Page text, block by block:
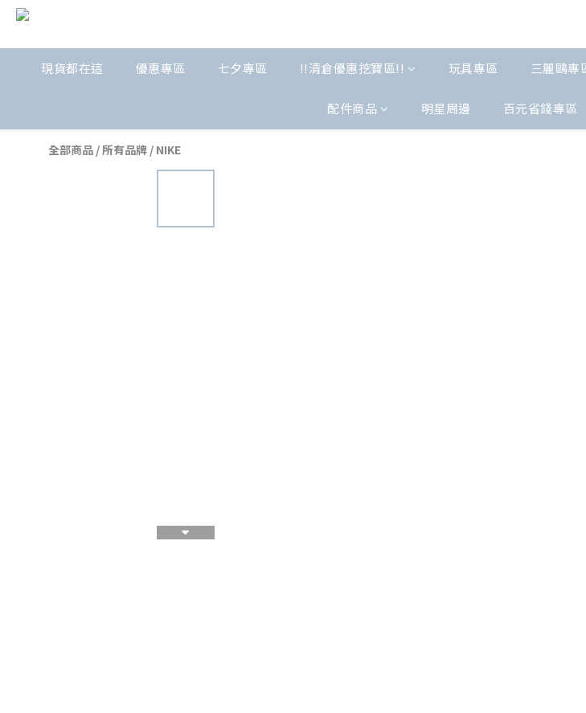
現貨都在這 優惠專區 七夕專區 !!清倉優惠挖寶區!! 玩具專區 三麗鷗專
配件商品 明星周邊 百元省錢專區
全部商品 /所有品牌 / NIKE